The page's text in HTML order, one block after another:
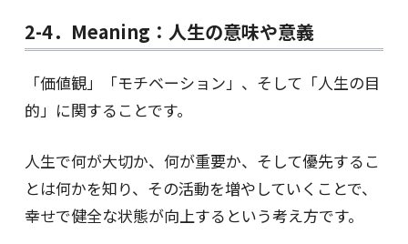
2-4．Meaning：人生の意味や意義
「価値観」「モチベーション」、そして「人生の目
的」に関することです。
人生で何が大切か、何が重要か、そして優先するこ
とは何かを知り、その活動を増やしていくことで、
幸せで健全な状態が向上するという考え方です。